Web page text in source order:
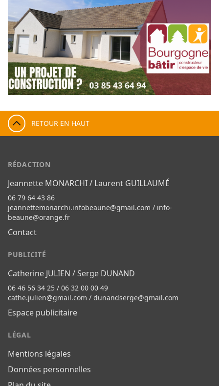
RETOUR EN HAUT
RÉDACTION
Jeannette MONARCHI / Laurent GUILLAUMÉ
06 79 64 43 86
jeannettemonarchi.infobeaune@gmail.com / info-
beaune@orange.fr
Contact
PUBLICITÉ
Catherine JULIEN / Serge DUNAND
06 46 56 34 25 / 06 32 00 00 49
cathe.julien@gmail.com / dunandserge@gmail.com
Espace publicitaire
LÉGAL
Mentions légales
Données personnelles